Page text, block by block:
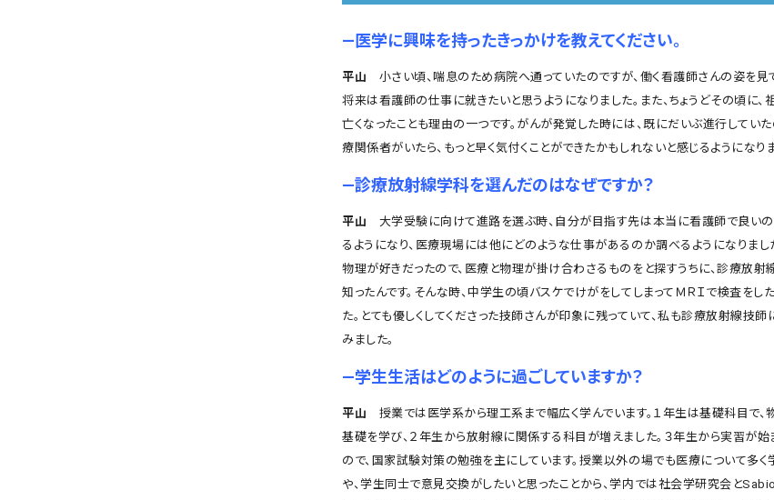
―医学に興味を持ったきっかけを教えてください。
平山 小さい頃、喘息のため病院へ通っていたのですが、働く看護師さんの姿を見
将来は看護師の仕事に就きたいと思うようになりました。また、ちょうどその頃に
亡くなったことも理由の一つです。がんが発覚した時には、既にだいぶ進行してい
療関係者がいたら、もっと早く気付くことができたかもしれないと感じるようになりま
―診療放射線学科を選んだのはなぜですか？
平山 大学受験に向けて進路を選ぶ時、自分が目指す先は本当に看護師で良い
るようになり、医療現場には他にどのような仕事があるのか調べるようになりまし
物理が好きだったので、医療と物理が掛け合わさるものをと探すうちに、診療放射
知ったんです。そんな時、中学生の頃バスケでけがをしてしまってＭＲＩで検査をし
た。とても優しくしてくださった技師さんが印象に残っていて、私も診療放射線技師
みました。
―学生生活はどのように過ごしていますか？
平山 授業では医学系から理工系まで幅広く学んでいます。１年生は基礎科目で、
基礎を学び、２年生から放射線に関係する科目が増えました。３年生から実習が始
ので、国家試験対策の勉強を主にしています。授業以外の場でも医療について多く
や、学生同士で意見交換がしたいと思ったことから、学内では社会学研究会とSabio